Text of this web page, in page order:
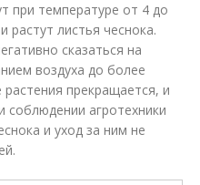
при температуре от 4 до
растут листья чеснока.
сказаться на
воздуха до более
прекращается, и
соблюдении агротехники
и уход за ним не